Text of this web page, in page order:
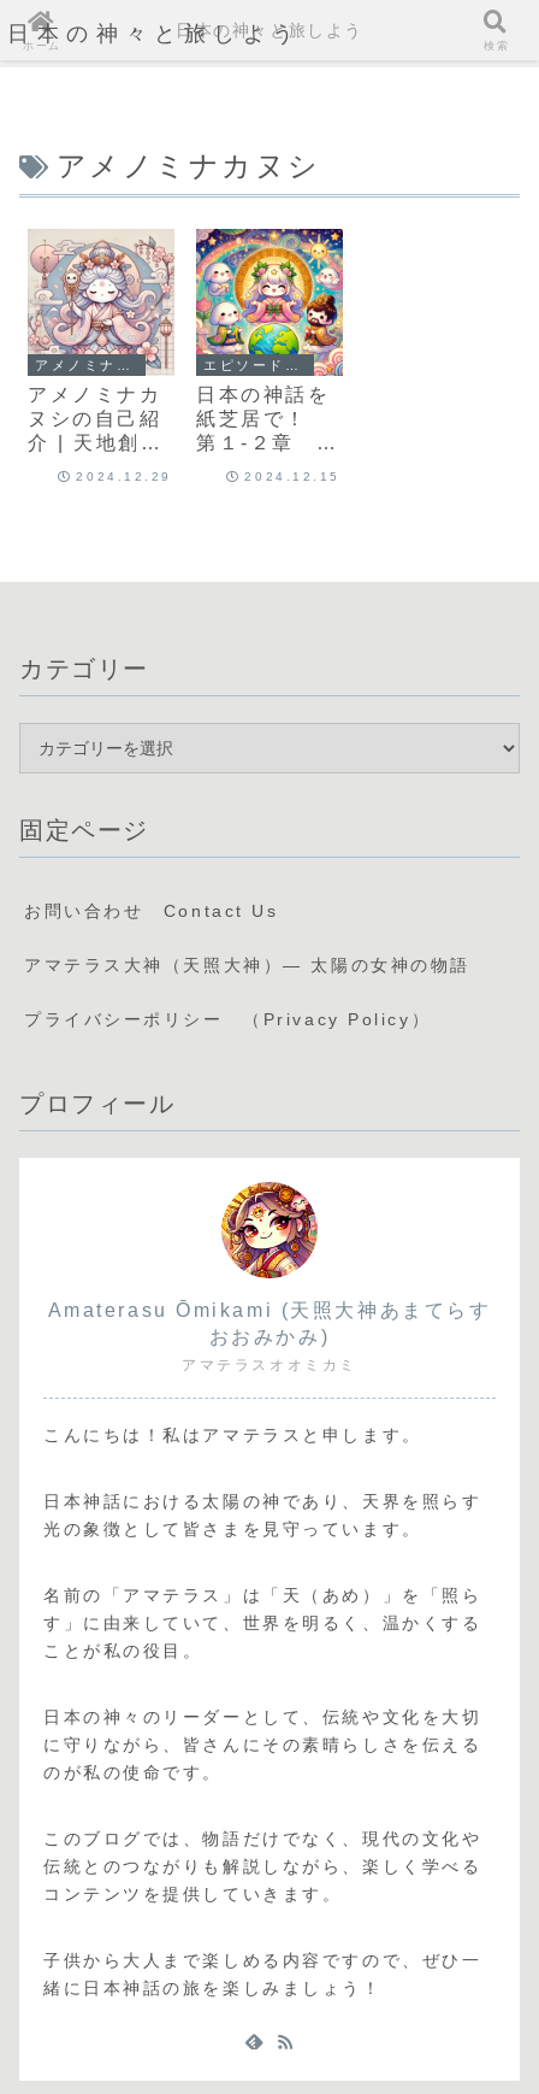
日本の神々と旅しよう
アメノミナカヌシ
アメノミナカ
ヌシの自己紹
介 | 天地創造
の神秘に触れ
2024.12.29
日本の神話を
紙芝居で！
第１-２章
神々が紡ぐ宇
ナギの物語
, Izanami,
2024.12.15
カテゴリー
固定ページ
お問い合わせ Contact Us
アマテラス大神（天照大神）— 太陽の女神の物語
プライバシーポリシー （Privacy Policy）
プロフィール
Amaterasu Ōmikami (天照大神あまてらす
おおみかみ)
アマテラスオオミカミ
こんにちは！私はアマテラスと申します。
日本神話における太陽の神であり、天界を照らす
光の象徴として皆さまを見守っています。
名前の「アマテラス」は「天（あめ）」を「照ら
す」に由来していて、世界を明るく、温かくする
ことが私の役目。
日本の神々のリーダーとして、伝統や文化を大切
に守りながら、皆さんにその素晴らしさを伝える
のが私の使命です。
このブログでは、物語だけでなく、現代の文化や
伝統とのつながりも解説しながら、楽しく学べる
コンテンツを提供していきます。
子供から大人まで楽しめる内容ですので、ぜひ一
緒に日本神話の旅を楽しみましょう！
ホーム
日本の神々と旅しよう
検索